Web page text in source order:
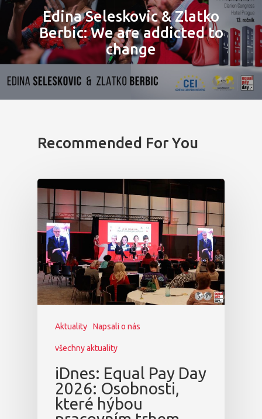
Edina Seleskovic & Zlatko
Berbic: We are addicted to
change
Recommended For You
Aktuality Napsali o nás
všechny aktuality
iDnes: Equal Pay Day
2026: Osobnosti,
které hýbou
Program 26.3.
Program 27.3.
Osobnosti
Dopad
Vstupenky